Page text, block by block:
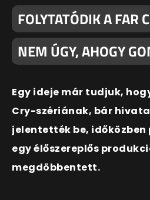
FOLYTATÓDIK A FAR
NEM ÚGY, AHOGY
Egy ideje már tudjuk,
Cry-szériának, bár
jelentették be,
egy élőszereplős
megdöbbentett.